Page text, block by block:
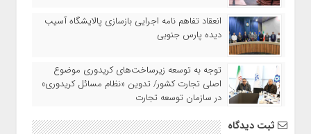
انعقاد تفاهم نامه اجرایی بازسازی پالایشگاه آسیب
دیده پارس جنوبی
توجه به توسعه زیرساخت‌های کریدوری موضوع
اصلی تجارت کشور/ تدوین «نظام مسائل کریدوری»
در سازمان توسعه تجارت
ثبت دیدگاه